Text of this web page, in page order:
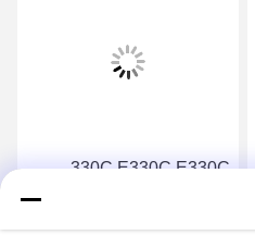
330C E330C E330C